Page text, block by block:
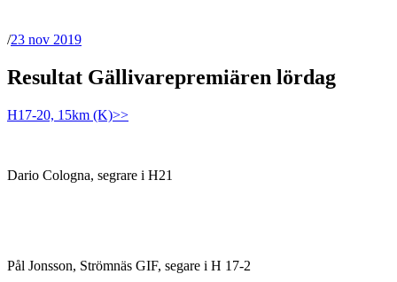
/23 nov 2019
Resultat Gällivarepremiären lördag
H17-20, 15km (K)>>
Dario Cologna, segrare i H21
Pål Jonsson, Strömnäs GIF, segare i H 17-2